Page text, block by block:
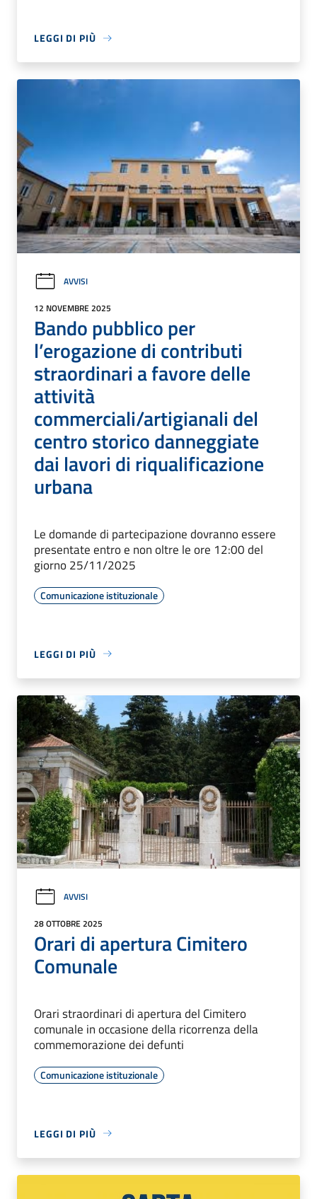
LEGGI DI PIÙ
AVVISI
12 NOVEMBRE 2025
Bando pubblico per
l’erogazione di contributi
straordinari a favore delle
attività
commerciali/artigianali del
centro storico danneggiate
dai lavori di riqualificazione
urbana
Le domande di partecipazione dovranno essere
presentate entro e non oltre le ore 12:00 del
giorno 25/11/2025
Comunicazione istituzionale
LEGGI DI PIÙ
AVVISI
28 OTTOBRE 2025
Orari di apertura Cimitero
Comunale
Orari straordinari di apertura del Cimitero
comunale in occasione della ricorrenza della
commemorazione dei defunti
Comunicazione istituzionale
LEGGI DI PIÙ